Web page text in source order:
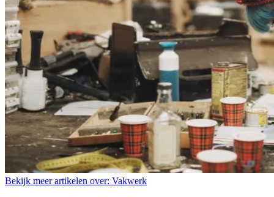
Bekijk meer artikelen over: Vakwerk